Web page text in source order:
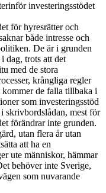
investeringsstödet
för hyresrätter och
både intresse och
De är i grunden
dag, trots att det
med de stora
krångliga regler
de falla tillbaka i
som investeringsstöd
skrivbordslådan, mest för
förändrar inte grunden.
utan flera år utan
att ha en
ute människor, hämmar
behöver inte Sverige,
som nuvarande